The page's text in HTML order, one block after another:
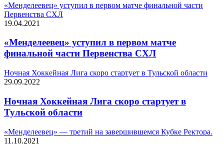
«Менделеевец» уступил в первом матче финальной части
Первенства СХЛ
19.04.2021
«Менделеевец» уступил в первом матче
финальной части Первенства СХЛ
Ночная Хоккейная Лига скоро стартует в Тульской области
29.09.2022
Ночная Хоккейная Лига скоро стартует в
Тульской области
«Менделеевец» — третий на завершившемся Кубке Ректора.
11.10.2021